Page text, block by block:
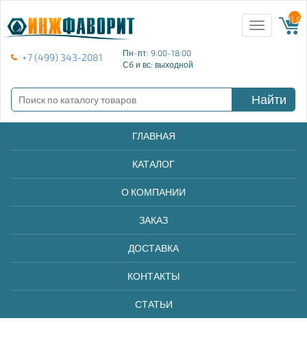
+7 (499) 343-2081
Пн-пт: 9:00-18:00
Сб и вс: выходной
Toggle
navigation
{{
Найти
ГЛАВНАЯ
КАТАЛОГ
О КОМПАНИИ
ЗАКАЗ
ДОСТАВКА
КОНТАКТЫ
СТАТЬИ